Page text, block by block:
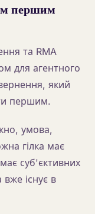
першим
та RMA
для агентного
який
першим.
умова,
гілка має
суб'єктивних
вже існує в